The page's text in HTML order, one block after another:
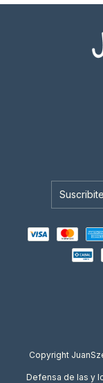
Copyright
Defensa de las y